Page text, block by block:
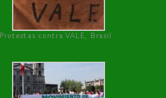
Protestas contra VALE, Brasil